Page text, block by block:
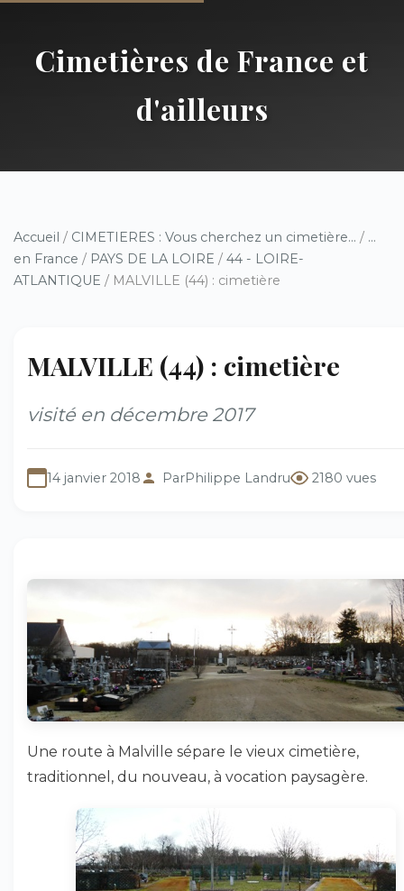
Cimetières de France et
d'ailleurs
Accueil / CIMETIERES : Vous cherchez un cimetière... / ...
en France / PAYS DE LA LOIRE / 44 - LOIRE-
ATLANTIQUE / MALVILLE (44) : cimetière
MALVILLE (44) : cimetière
visité en décembre 2017
14 janvier 2018 ParPhilippe Landru 2180 vues
Une route à Malville sépare le vieux cimetière,
traditionnel, du nouveau, à vocation paysagère.